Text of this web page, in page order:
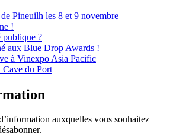
Pineuilh les 8 et 9 novembre
!
publique ?
aux Blue Drop Awards !
à Vinexpo Asia Pacific
Cave du Port
auxquelles vous souhaitez